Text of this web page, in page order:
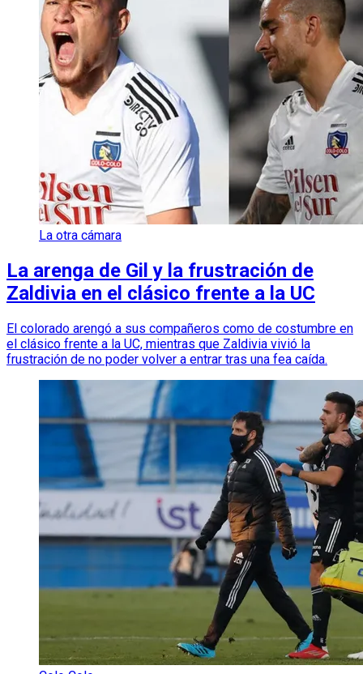
La otra cámara
La arenga de Gil y la frustración de
Zaldivia en el clásico frente a la UC
El colorado arengó a sus compañeros como de costumbre en
el clásico frente a la UC, mientras que Zaldivia vivió la
frustración de no poder volver a entrar tras una fea caída.